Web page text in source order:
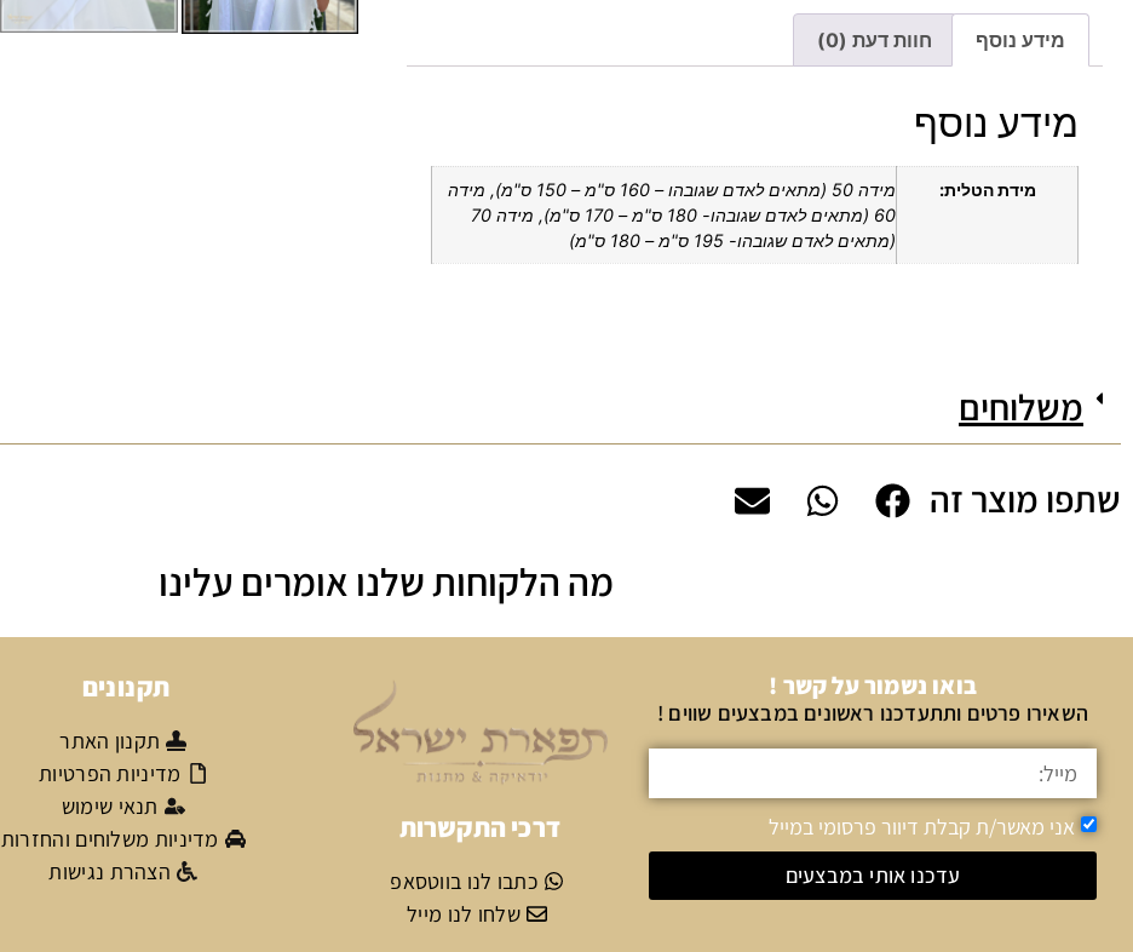
מידע נוסף חוות דעת (0)
מידע נוסף
מידת הטלית:
מידה 50 (מתאים לאדם שגובהו – 160 ס"מ – 150 ס"מ), מידה
60 (מתאים לאדם שגובהו- 180 ס"מ – 170 ס"מ), מידה 70
(מתאים לאדם שגובהו- 195 ס"מ – 180 ס"מ)
משלוחים
שתפו מוצר זה
מה הלקוחות שלנו אומרים עלינו
בואו נשמור על קשר !
השאירו פרטים ותתעדכנו ראשונים במבצעים שווים !
אני מאשר/ת קבלת דיוור פרסומי במייל
עדכנו אותי במבצעים
דרכי התקשרות
כתבו לנו בווטסאפ
שלחו לנו מייל
תקנונים
תקנון האתר
מדיניות הפרטיות
תנאי שימוש
מדיניות משלוחים והחזרות
הצהרת נגישות